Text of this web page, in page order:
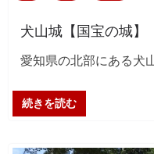
犬山城【国宝の城】
愛知県の北部にある犬
続きを読む